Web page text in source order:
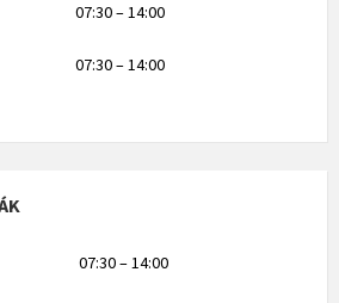
07:30 – 14:00
07:30 – 14:00
07:30 – 14:00